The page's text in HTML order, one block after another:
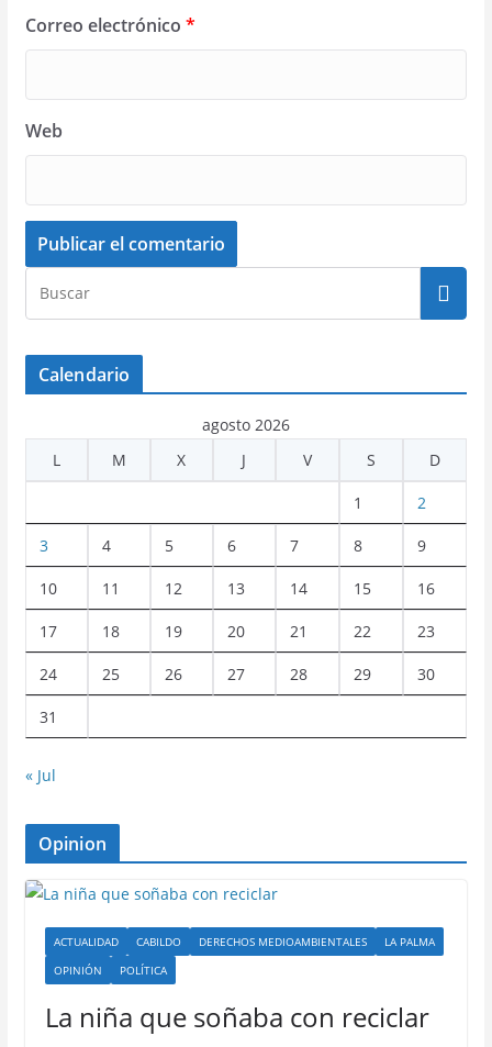
Correo electrónico *
Web
Calendario
agosto 2026
L
M X J V S D
1 2
3 4 5 6 7 8 9
10 11 12 13 14 15 16
17 18 19 20 21 22 23
24 25 26 27 28 29 30
31
« Jul
Opinion
ACTUALIDAD CABILDO DERECHOS MEDIOAMBIENTALES
LA PALMA
OPINIÓN
POLÍTICA
La niña que soñaba con reciclar